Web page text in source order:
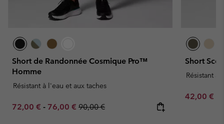
Short de Randonnée Cosmique Pro™
Homme
Résistant à l'eau et aux taches
Minimum sale price:
72,00 € - Maximum sale price:
76,00 € Regular price:
90,00 €
Short
Résistant à
Minimum
42,00 €